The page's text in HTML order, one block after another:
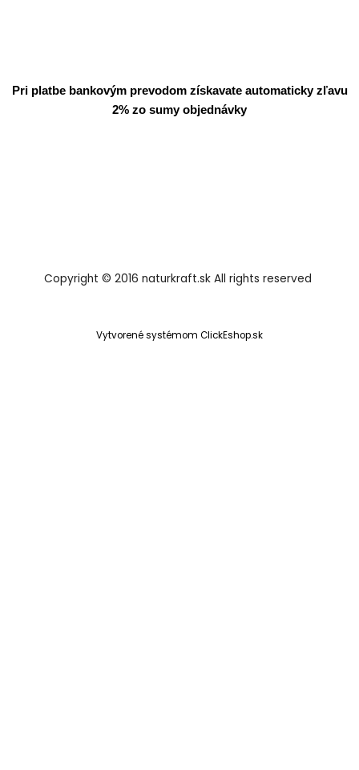
Pri platbe bankovým prevodom získavate automaticky zľavu
2% zo sumy objednávky
Copyright © 2016 naturkraft.sk All rights reserved
Vytvorené systémom ClickEshop.sk